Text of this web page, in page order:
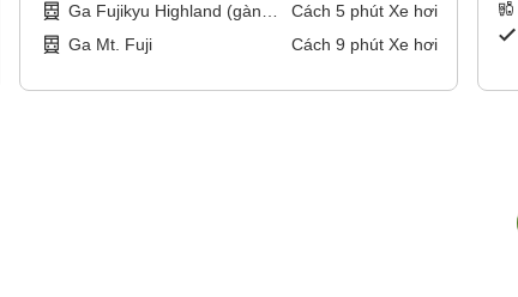
Ga Fujikyu Highland (gàn
Công viên Giải trí Fuji-Q
Cách 5phút Xe hơi
Ga Mt. Fuji
Cách 9 phút Xe hơi